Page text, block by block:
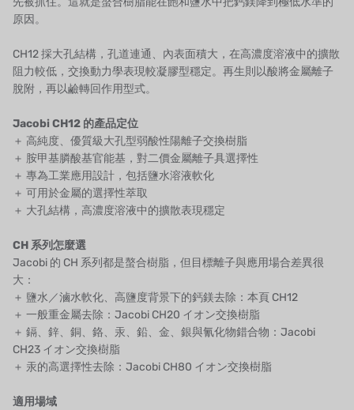
ATS
ETATRON
ボスキーニ
NIPPON
WL
キャッシュアクメ
RUNXIN
原因。
CH12 採大孔結構，孔道連通、內表面積大，在高濃度溶液中的擴散
阻力較低，交換動力學表現較凝膠型穩定。再生則以酸將金屬離子
脫附，再以鹼轉回作用型式。
Jacobi CH12 的產品定位
＋ 高純度、優質級大孔型弱酸性陽離子交換樹脂
＋ 胺甲基膦酸基官能基，對二價金屬離子具選擇性
＋ 專為工業應用設計，包括鹽水溶液軟化
＋ 可用於金屬的選擇性萃取
＋ 大孔結構，高濃度溶液中的擴散表現穩定
CH 系列怎麼選
Jacobi 的 CH 系列都是螯合樹脂，但目標離子與應用場合差異很
大：
＋ 鹽水／滷水軟化、高鹽度背景下的鈣鎂去除：本頁 CH12
＋ 一般重金屬去除： Jacobi CH20 イオン交換樹脂
＋ 鎘、鋅、銅、鉻、汞、鉛、金、銀與氰化物錯合物： Jacobi
CH23 イオン交換樹脂
＋ 汞的高選擇性去除： Jacobi CH80 イオン交換樹脂
適用場域